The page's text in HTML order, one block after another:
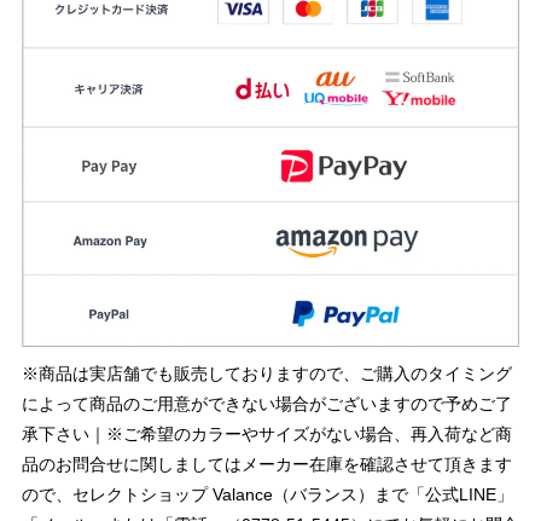
※商品は実店舗でも販売しておりますので、ご購入のタイミング
によって商品のご用意ができない場合がございますので予めご了
承下さい｜※ご希望のカラーやサイズがない場合、再入荷など商
品のお問合せに関しましてはメーカー在庫を確認させて頂きます
ので、セレクトショップ Valance（バランス）まで「公式LINE」